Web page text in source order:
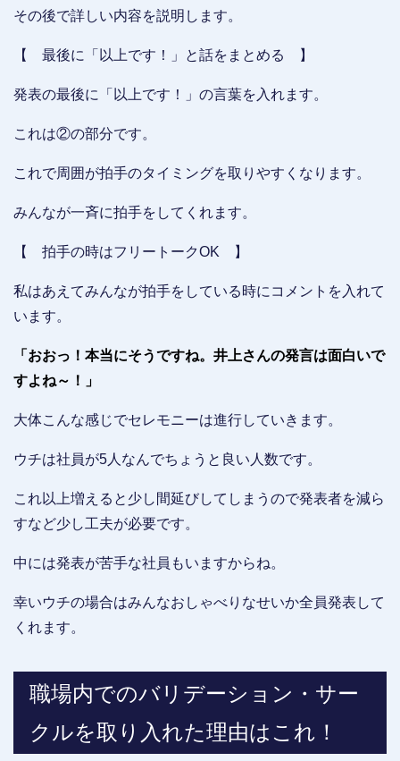
その後で詳しい内容を説明します。
【 最後に「以上です！」と話をまとめる 】
発表の最後に「以上です！」の言葉を入れます。
これは②の部分です。
これで周囲が拍手のタイミングを取りやすくなります。
みんなが一斉に拍手をしてくれます。
【 拍手の時はフリートークOK 】
私はあえてみんなが拍手をしている時にコメントを入れて
います。
「おおっ！本当にそうですね。井上さんの発言は面白いで
すよね～！」
大体こんな感じでセレモニーは進行していきます。
ウチは社員が5人なんでちょうと良い人数です。
これ以上増えると少し間延びしてしまうので発表者を減ら
すなど少し工夫が必要です。
中には発表が苦手な社員もいますからね。
幸いウチの場合はみんなおしゃべりなせいか全員発表して
くれます。
職場内でのバリデーション・サー
クルを取り入れた理由はこれ！